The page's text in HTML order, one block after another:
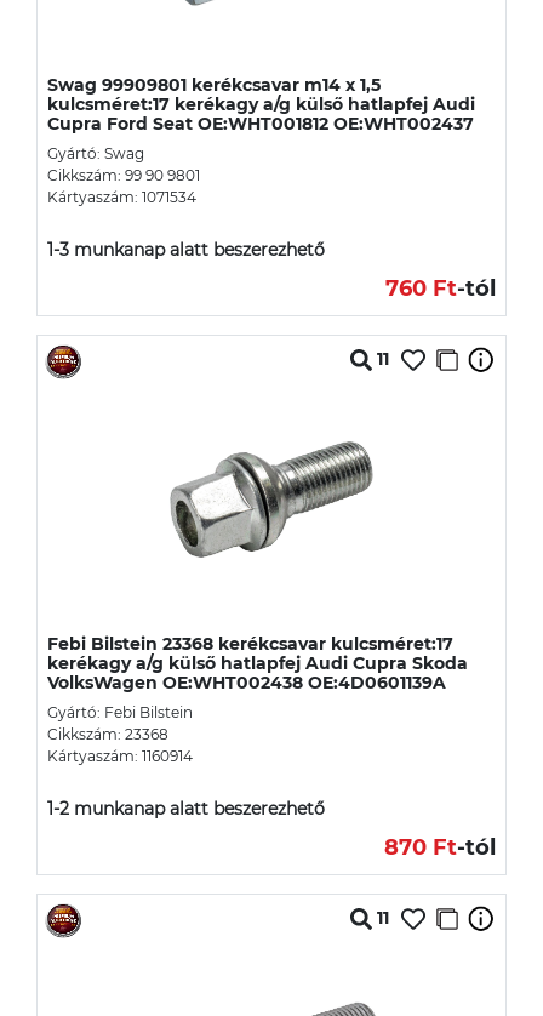
Swag 99909801 kerékcsavar m14 x 1,5
kulcsméret:17 kerékagy a/g külső hatlapfej Audi
Cupra Ford Seat OE:WHT001812 OE:WHT002437
Gyártó: Swag
Cikkszám: 99 90 9801
Kártyaszám: 1071534
1-3 munkanap alatt beszerezhető
760 Ft-tól
11
Febi Bilstein 23368 kerékcsavar kulcsméret:17
kerékagy a/g külső hatlapfej Audi Cupra Skoda
VolksWagen OE:WHT002438 OE:4D0601139A
Gyártó: Febi Bilstein
Cikkszám: 23368
Kártyaszám: 1160914
1-2 munkanap alatt beszerezhető
870 Ft-tól
11